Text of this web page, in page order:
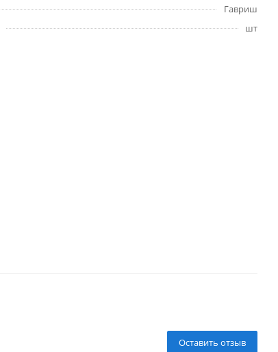
Гавриш
шт
Оставить отзыв